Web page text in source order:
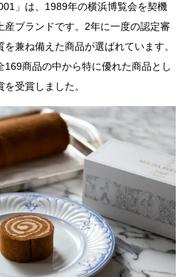
」は、1989年の横浜博覧会を契機
産ブランドです。2年に一度の認定審
兼ね備えた商品が選ばれています。
169商品の中から特に優れた商品とし
受賞しました。